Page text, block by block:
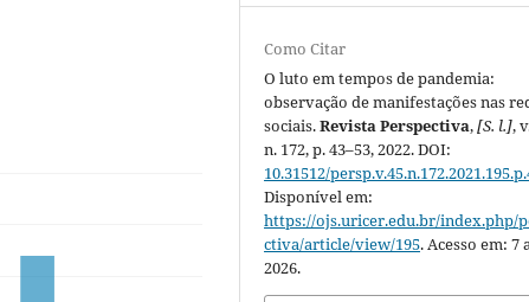
Como Citar
O luto em tempos de pandemia:
observação de manifestações nas
sociais.Revista Perspectiva,[S. l.],
n. 172, p. 43–53, 2022. DOI:
10.31512/
Disponível em:
https://ojs.uricer.edu.br/index.php/
ctiva/article/view/195. Acesso em: 7
2026.